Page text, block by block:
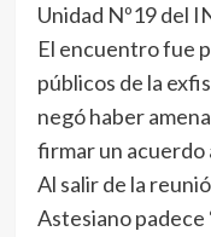
Unidad Nº19 del
El encuentro fue
públicos de la
negó haber
firmar un acuerdo
Al salir de la
Astesiano padece